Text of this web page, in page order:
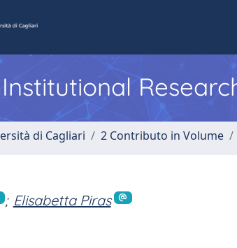
Institutional
di Cagliari 2 Contributo in Volume
; Elisabetta Piras